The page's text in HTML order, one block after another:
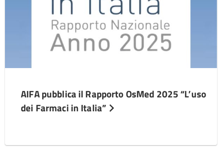
AIFA pubblica il Rapporto OsMed 2025 “L’uso
dei Farmaci in Italia”